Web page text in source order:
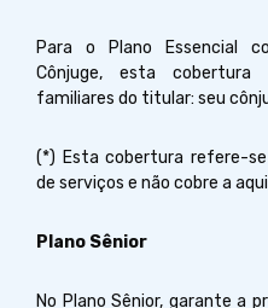
Para o Plano Essencial
Cônjuge, esta
familiares do titular: seu
(*) Esta cobertura refere-
de serviços e não cobre a
Plano Sênior
No Plano Sênior, garante a